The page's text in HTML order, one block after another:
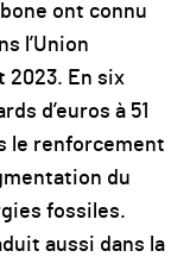
ont connu
l’Union
2023. En six
d’euros à 51
le renforcement
du
fossiles.
aussi dans la